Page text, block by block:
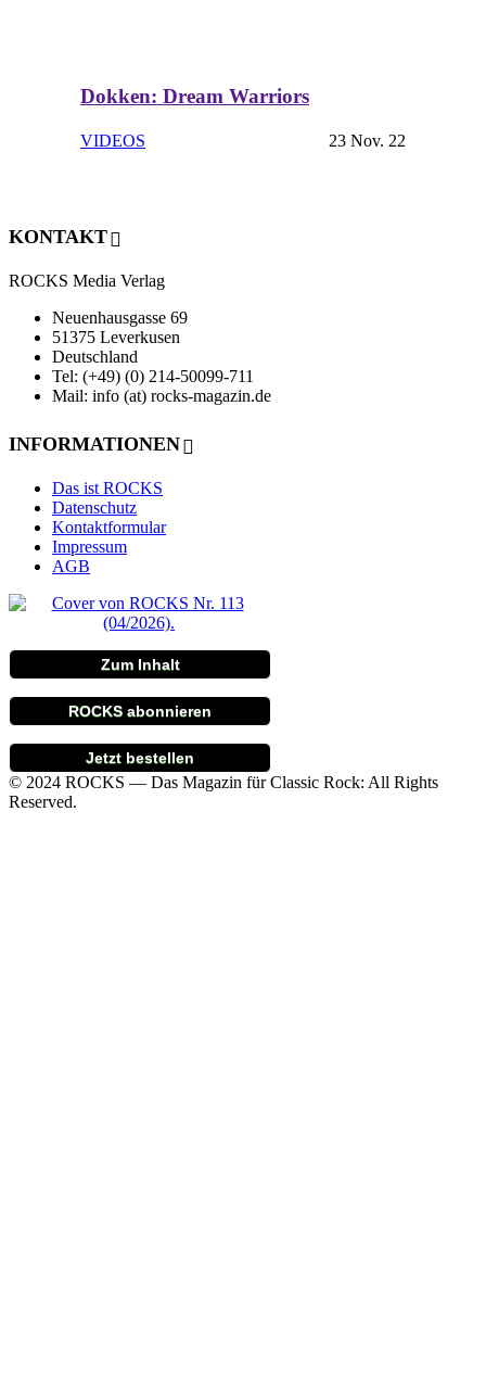
Dokken: Dream Warriors
VIDEOS 23 Nov. 22
KONTAKT
ROCKS Media Verlag
Neuenhausgasse 69
51375 Leverkusen
Deutschland
Tel: (+49) (0) 214-50099-711
Mail: info (at) rocks-magazin.de
INFORMATIONEN
Das ist ROCKS
Datenschutz
Kontaktformular
Impressum
AGB
Zum Inhalt
ROCKS abonnieren
Jetzt bestellen
© 2024 ROCKS — Das Magazin für Classic Rock: All Rights
Reserved.